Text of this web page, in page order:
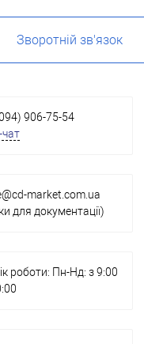
Зворотній зв'язок
906-75-54
market.com.ua
для документації)
роботи: Пн-Нд: з 9:00